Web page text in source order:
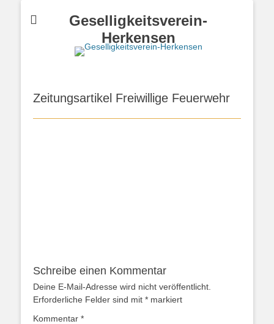
Geselligkeitsverein-
Herkensen
Zeitungsartikel Freiwillige Feuerwehr
Schreibe einen Kommentar
Deine E-Mail-Adresse wird nicht veröffentlicht.
Erforderliche Felder sind mit * markiert
Kommentar *